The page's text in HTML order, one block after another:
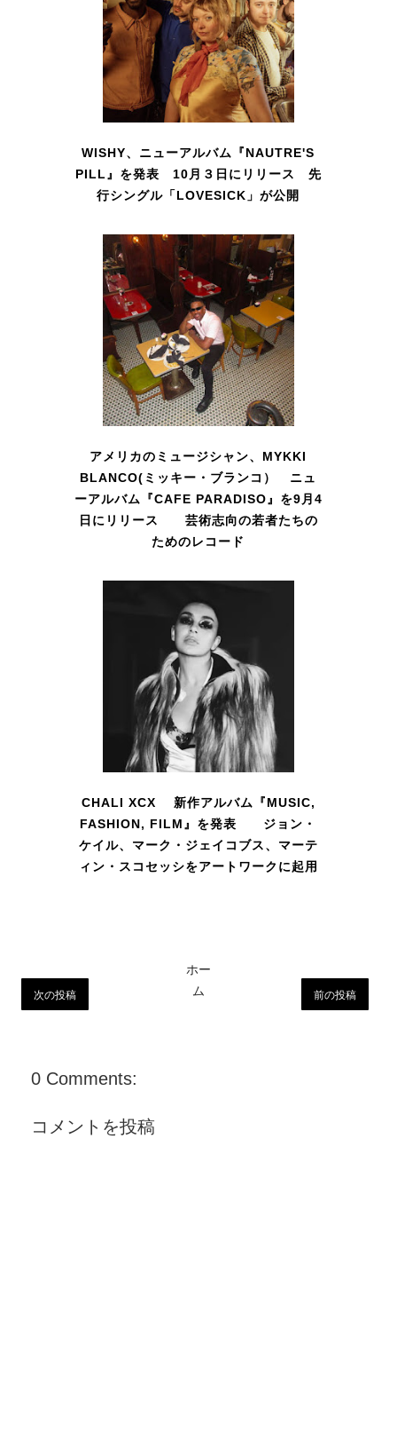
WISHY、ニューアルバム『NAUTRE'S
PILL』を発表 10月３日にリリース 先
行シングル「LOVESICK」が公開
アメリカのミュージシャン、MYKKI
BLANCO(ミッキー・ブランコ） ニュ
ーアルバム『CAFE PARADISO』を9月4
日にリリース 芸術志向の若者たちの
ためのレコード
CHALI XCX 新作アルバム『MUSIC,
FASHION, FILM』を発表 ジョン・
ケイル、マーク・ジェイコブス、マーテ
ィン・スコセッシをアートワークに起用
次の投稿 前の投稿
ホー
ム
0 Comments:
コメントを投稿